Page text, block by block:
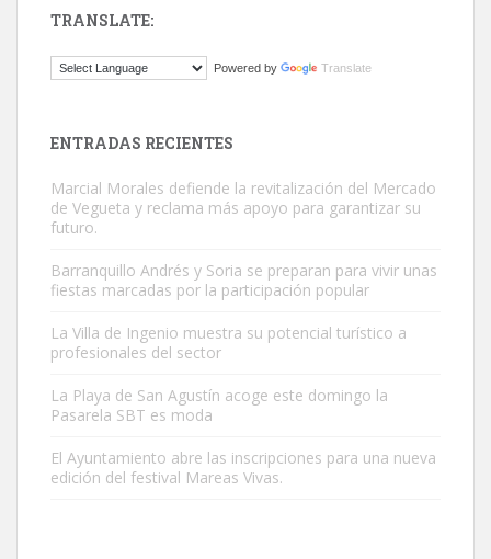
Este gato macho ha aparecido en la calle hace menos de un mes,
Busco adopción responsable para mi perra. Pastor alemán,
hembra, 4 años. Por motivos personales ...
TRANSLATE:
Powered by Translate
ENTRADAS RECIENTES
Marcial Morales defiende la revitalización del Mercado
de Vegueta y reclama más apoyo para garantizar su
futuro.
Barranquillo Andrés y Soria se preparan para vivir unas
fiestas marcadas por la participación popular
La Villa de Ingenio muestra su potencial turístico a
profesionales del sector
La Playa de San Agustín acoge este domingo la
Pasarela SBT es moda
El Ayuntamiento abre las inscripciones para una nueva
edición del festival Mareas Vivas.